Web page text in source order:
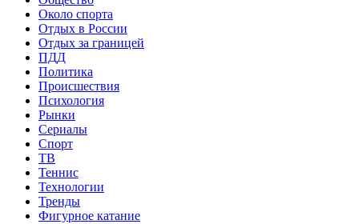
Около спорта
Отдых в России
Отдых за границей
ПДД
Политика
Происшествия
Психология
Рынки
Сериалы
Спорт
ТВ
Теннис
Технологии
Тренды
Фигурное катание